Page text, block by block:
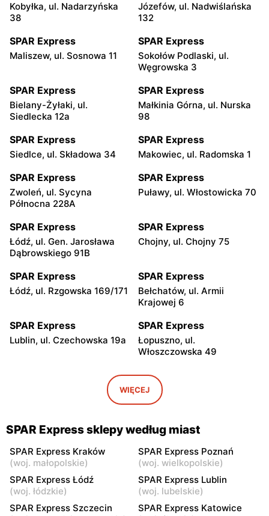
Kobyłka, ul. Nadarzyńska
38
Józefów, ul. Nadwiślańska
132
SPAR Express
Maliszew, ul. Sosnowa 11
SPAR Express
Sokołów Podlaski, ul.
Węgrowska 3
SPAR Express
Bielany-Żyłaki, ul.
Siedlecka 12a
SPAR Express
Małkinia Górna, ul. Nurska
98
SPAR Express
Siedlce, ul. Składowa 34
SPAR Express
Makowiec, ul. Radomska 1
SPAR Express
Zwoleń, ul. Sycyna
Północna 228A
SPAR Express
Puławy, ul. Włostowicka 70
SPAR Express
Łódź, ul. Gen. Jarosława
Dąbrowskiego 91B
SPAR Express
Chojny, ul. Chojny 75
SPAR Express
Łódź, ul. Rzgowska 169/171
SPAR Express
Bełchatów, ul. Armii
Krajowej 6
SPAR Express
Lublin, ul. Czechowska 19a
SPAR Express
Łopuszno, ul.
Włoszczowska 49
Grzegorzew, ul. Autostrada
SPAR Express
Nowy Ciechocinek, ul.
Nowy Ciechocinek 10c
SPAR Express
Odolion, ul. Szosa
Ciechocińska 1
SPAR Express
Turek, ul. Komunalna 2
SPAR Express
Ostróda, ul. Szosa Elbląska
13
SPAR Express
Tarnobrzeg, ul. Jana Słomki
2C
WIĘCEJ
SPAR Express sklepy według miast
SPAR Express Kraków
(woj. małopolskie)
SPAR Express Poznań
(woj. wielkopolskie)
SPAR Express Łódź
(woj. łódzkie)
SPAR Express Lublin
(woj. lubelskie)
SPAR Express Szczecin
SPAR Express Katowice